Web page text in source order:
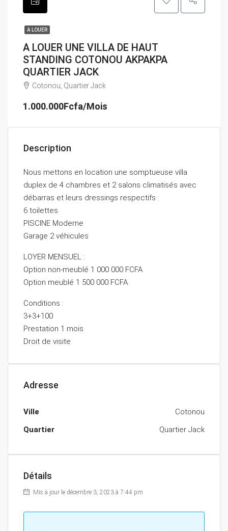
A LOUER
A LOUER UNE VILLA DE HAUT
STANDING COTONOU AKPAKPA
QUARTIER JACK
Cotonou, Quartier Jack
1.000.000Fcfa/Mois
Description
Nous mettons en location une somptueuse villa
duplex de 4 chambres et 2 salons climatisés avec
débarras et leurs dressings respectifs :
6 toilettes
PISCINE Moderne
Garage 2 véhicules
LOYER MENSUEL :
Option non-meublé 1 000 000 FCFA
Option meublé 1 500 000 FCFA
Conditions :
3+3+100
Prestation 1 mois
Droit de visite
Adresse
Ville
Cotonou
Quartier
Quartier Jack
Détails
Mis à jour le décembre 3, 2023 à 7:44 pm